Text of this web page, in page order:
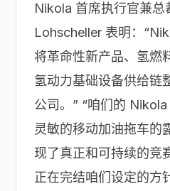
Nikola 首席执行官兼总
Lohscheller 表明：
将革命性新产品、氢燃
氢动力基础设备供给链
公司。” “咱们的
灵敏的移动加油拖车的
现了真正和可持续的竞
正在完结咱们设定的方